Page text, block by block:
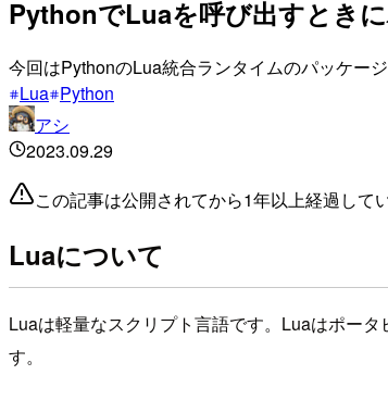
PythonでLuaを呼び出すとき
今回はPythonのLua統合ランタイムのパッケー
Lua Python
アシ
2023.09.29
この記事は公開されてから1年以上経過して
Luaについて
Luaは軽量なスクリプト言語です。Luaはポー
す。